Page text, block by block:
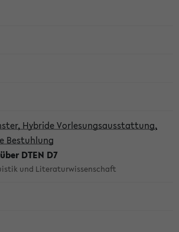
Hybride Vorlesungsausstattung,
Bestuhlung
DTEN D7
und Literaturwissenschaft